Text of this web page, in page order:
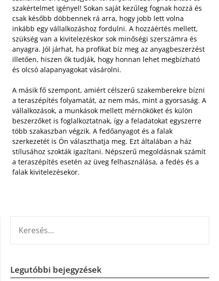
szakértelmet igényel! Sokan saját kezűleg fognak hozzá és
csak később döbbennek rá arra, hogy jobb lett volna
inkább egy vállalkozáshoz fordulni. A hozzáértés mellett,
szükség van a kivitelezéskor sok minőségi szerszámra és
anyagra. Jól járhat, ha profikat bíz meg az anyagbeszerzést
illetően, hiszen ők tudják, hogy honnan lehet megbízható
és olcsó alapanyagokat vásárolni.
A másik fő szempont, amiért célszerű szakemberekre bízni
a teraszépítés folyamatát, az nem más, mint a gyorsaság. A
vállalkozások, a munkások mellett mérnököket és külön
beszerzőket is foglalkoztatnak, így a feladatokat egyszerre
több szakaszban végzik. A fedőanyagot és a falak
szerkezetét is Ön választhatja meg. Ezt általában a ház
stílusához szokták igazítani. Népszerű megoldásnak számít
a teraszépítés esetén az üveg felhasználása, a fedés és a
falak kivitelezésekor.
Legutóbbi bejegyzések